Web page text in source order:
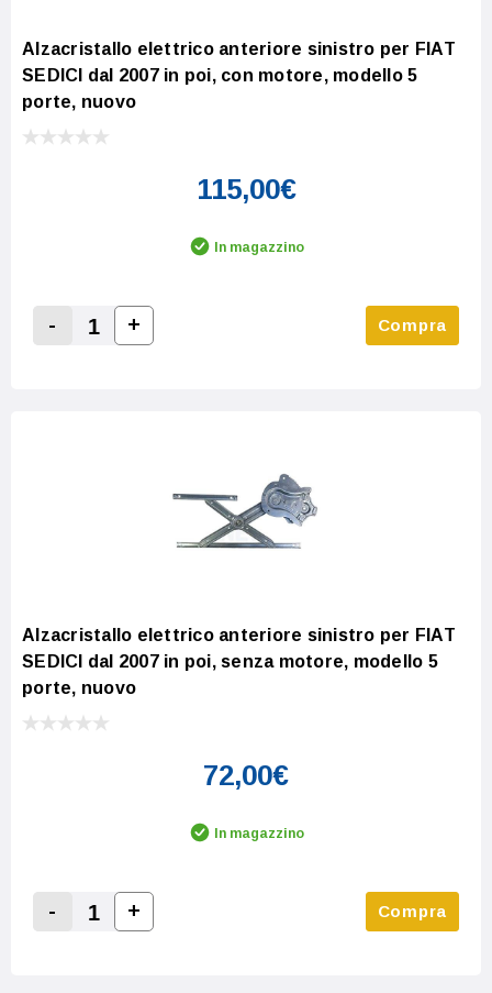
Alzacristallo elettrico anteriore sinistro per FIAT
SEDICI dal 2007 in poi, con motore, modello 5
porte, nuovo
115,00€
In magazzino
Decrease Quantity:
-
Increase Quantity:
+ Compra
Alzacristallo elettrico anteriore sinistro per FIAT
SEDICI dal 2007 in poi, senza motore, modello 5
porte, nuovo
72,00€
In magazzino
Decrease Quantity:
-
Increase Quantity:
+ Compra